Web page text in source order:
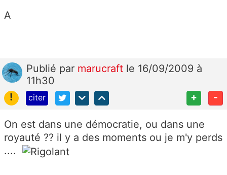
A
Publié par marucraft le 16/09/2009 à
11h30
!
citer + -
On est dans une démocratie, ou dans une
royauté ?? il y a des moments ou je m'y perds
....